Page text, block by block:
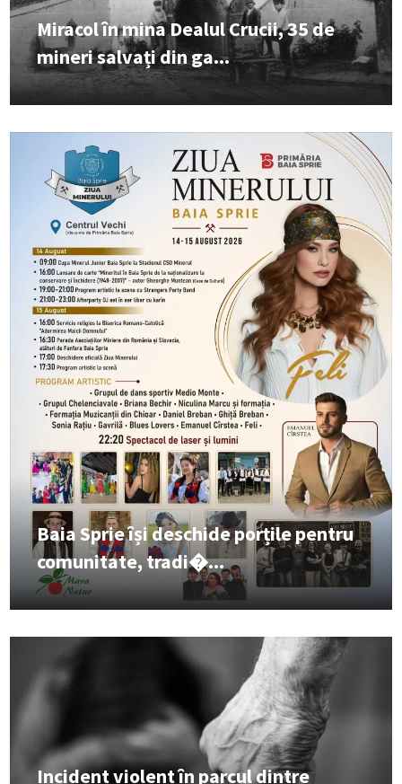
Miracol în mina Dealul Crucii, 35 de
mineri salvați din ga...
Baia Sprie își deschide porțile pentru
comunitate, tradi�...
Incident violent în parcul dintre